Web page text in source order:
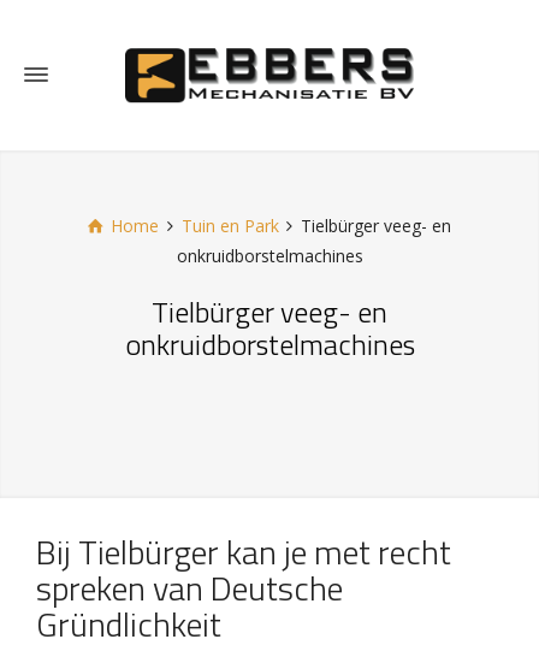
Home Tuin en Park
Tielbürger veeg- en
onkruidborstelmachines
Tielbürger veeg- en
onkruidborstelmachines
Bij Tielbürger kan je met recht
spreken van Deutsche
Gründlichkeit